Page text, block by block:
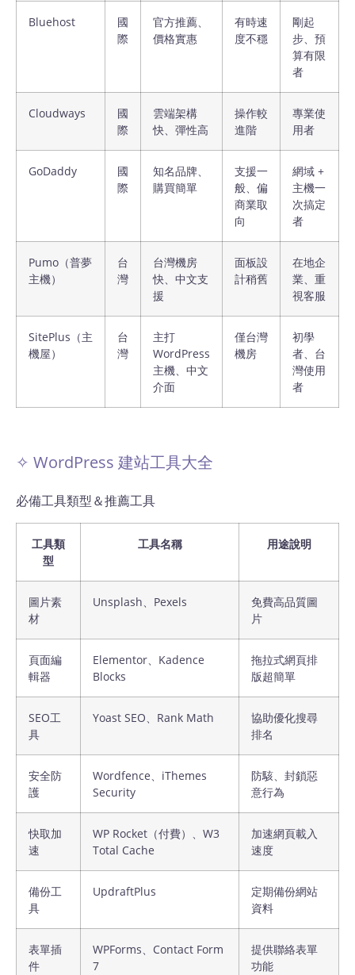
Bluehost
國
際
官方推薦、
價格實惠
有時速
度不穩
剛起
步、預
算有限
者
Cloudways
國
際
雲端架構
快、彈性高
操作較
進階
專業使
用者
GoDaddy
國
際
知名品牌、
購買簡單
支援一
般、偏
商業取
向
網域 +
主機一
次搞定
者
Pumo（普夢
主機）
台
灣
台灣機房
快、中文支
援
面板設
計稍舊
在地企
業、重
視客服
SitePlus（主
機屋）
台
灣
主打
WordPress
主機、中文
介面
僅台灣
機房
初學
者、台
灣使用
者
✧ WordPress 建站工具大全
必備工具類型＆推薦工具
工具類
型
工具名稱 用途說明
圖片素
材
Unsplash、Pexels
免費高品質圖
片
頁面編
輯器
Elementor、Kadence
Blocks
拖拉式網頁排
版超簡單
SEO工
具
Yoast SEO、Rank Math
協助優化搜尋
排名
安全防
護
Wordfence、iThemes
Security
防駭、封鎖惡
意行為
快取加
速
WP Rocket（付費）、W3
Total Cache
加速網頁載入
速度
備份工
具
UpdraftPlus
定期備份網站
資料
表單插
件
WPForms、Contact Form
7
提供聯絡表單
功能